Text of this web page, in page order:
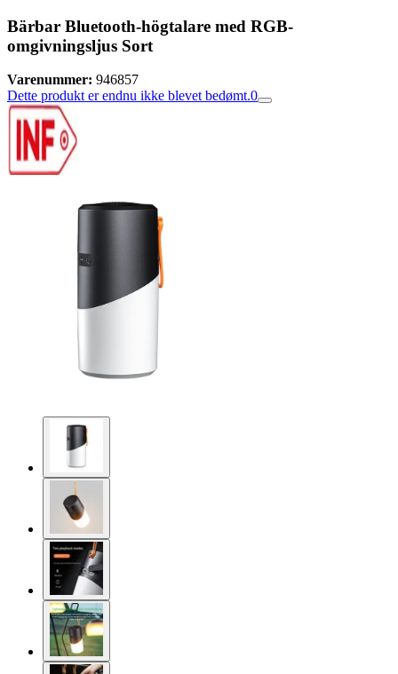
Bärbar Bluetooth-högtalare med RGB-
omgivningsljus Sort
Varenummer: 946857
Dette produkt er endnu ikke blevet bedømt.0